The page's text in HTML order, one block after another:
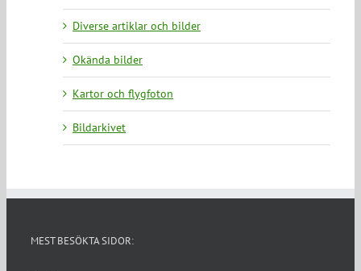
Diverse artiklar och bilder
Okända bilder
Kartor och flygfoton
Bildarkivet
MEST BESÖKTA SIDOR: